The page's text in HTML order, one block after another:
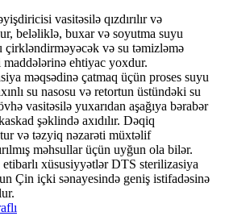
vasitəsilə qızdırılır və
beləliklə, buxar və soyutma suyu
çirkləndirməyəcək və su təmizləmə
ehtiyac yoxdur.
məqsədinə çatmaq üçün proses suyu
su nasosu və retortun üstündəki su
vasitəsilə yuxarıdan aşağıya bərabər
şəklində axıdılır. Dəqiq
və təzyiq nəzarəti müxtəlif
məhsullar üçün uyğun ola bilər.
etibarlı xüsusiyyətlər DTS sterilizasiya
Çin içki sənayesində geniş istifadəsinə